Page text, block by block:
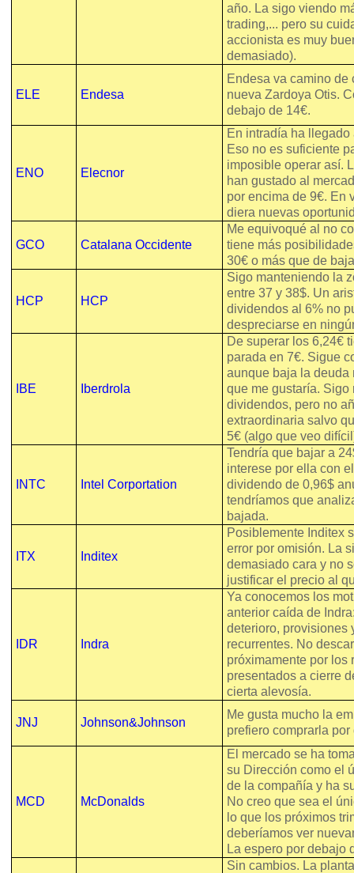
año. La sigo viendo
trading,... pero su
accionista es muy
demasiado).
ELE Endesa
Endesa va camino de
nueva Zardoya Otis.
debajo de 14€.
ENO Elecnor
En intradía ha
Eso no es suficiente
imposible operar así.
han gustado al
por encima de 9€. En
diera nuevas
GCO Catalana Occidente
Me equivoqué al no
tiene más
30€ o más que de
HCP HCP
Sigo manteniendo la
entre 37 y 38$. Un
dividendos al 6% no
despreciarse en
IBE Iberdrola
De superar los 6,24€
parada en 7€. Sigue
aunque baja la deuda
que me gustaría. Sigo
dividendos, pero no
extraordinaria salvo
5€ (algo que veo
INTC Intel Corportation
Tendría que bajar a
interese por ella con
dividendo de 0,96$
tendríamos que
bajada.
ITX Inditex
Posiblemente Inditex
error por omisión. La
demasiado cara y no
justificar el precio al
IDR Indra
Ya conocemos los
anterior caída de
deterioro, provisiones
recurrentes. No
próximamente por los
presentados a cierre
cierta alevosía.
JNJ Johnson&Johnson
Me gusta mucho la
prefiero comprarla
MCD McDonalds
El mercado se ha
su Dirección como el
de la compañía y ha
No creo que sea el
lo que los próximos
deberíamos ver
La espero por debajo
Sin cambios. La